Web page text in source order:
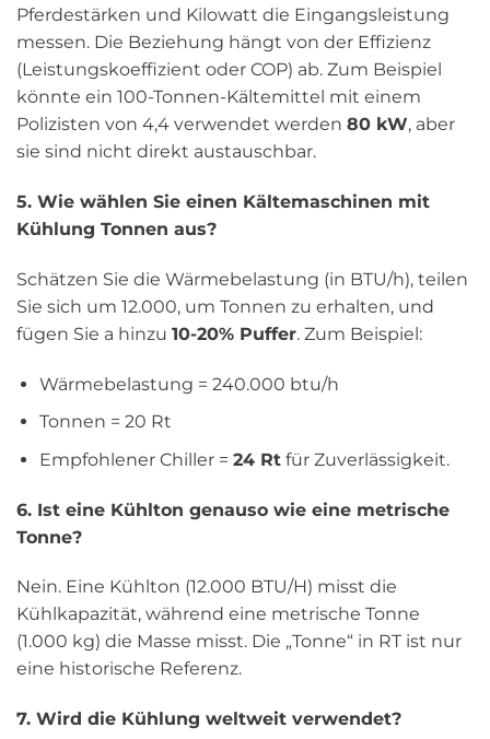
Pferdestärken und Kilowatt die Eingangsleistung
messen. Die Beziehung hängt von der Effizienz
(Leistungskoeffizient oder COP) ab. Zum Beispiel
könnte ein 100-Tonnen-Kältemittel mit einem
Polizisten von 4,4 verwendet werden 80 kW, aber
sie sind nicht direkt austauschbar.
5. Wie wählen Sie einen Kältemaschinen mit
Kühlung Tonnen aus?
Schätzen Sie die Wärmebelastung (in BTU/h), teilen
Sie sich um 12.000, um Tonnen zu erhalten, und
fügen Sie a hinzu 10-20% Puffer. Zum Beispiel:
Wärmebelastung = 240.000 btu/h
Tonnen = 20 Rt
Empfohlener Chiller = 24 Rtfür Zuverlässigkeit.
6. Ist eine Kühlton genauso wie eine metrische
Tonne?
Nein. Eine Kühlton (12.000 BTU/H) misst die
Kühlkapazität, während eine metrische Tonne
(1.000 kg) die Masse misst. Die „Tonne“ in RT ist nur
eine historische Referenz.
7. Wird die Kühlung weltweit verwendet?